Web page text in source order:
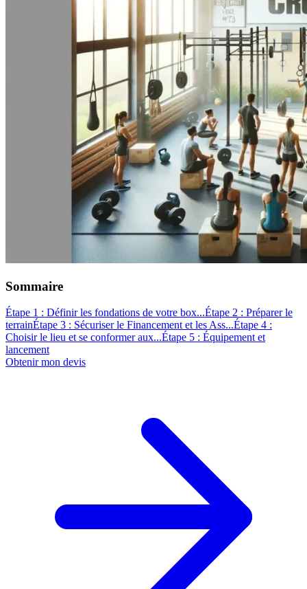
Sommaire
Étape 1 : Définir les fondations de votre box...Étape 2 : Préparer le
terrainÉtape 3 : Sécuriser le Financement et les Ass...Étape 4 :
Choisir le lieu et se conformer aux...Étape 5 : Équipement et
lancement
Obtenir mon devis